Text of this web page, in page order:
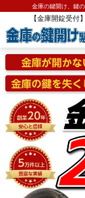
金庫の鍵開け、鍵
【金庫開錠受付】